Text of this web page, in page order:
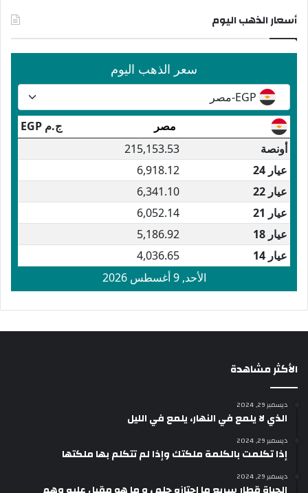
أسعار الذهب اليوم
الأكثر مشاهدة
ديسمبر 29, 2024
الذي لا يلمع في النهار، يلمع في الليل
ديسمبر 29, 2024
إذا تكلمت بالكلمة ملكتك وإذا لم تتكلم بها ملكتها
ديسمبر 29, 2024